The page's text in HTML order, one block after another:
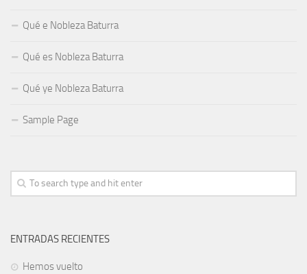
Qué e Nobleza Baturra
Qué es Nobleza Baturra
Qué ye Nobleza Baturra
Sample Page
ENTRADAS RECIENTES
Hemos vuelto